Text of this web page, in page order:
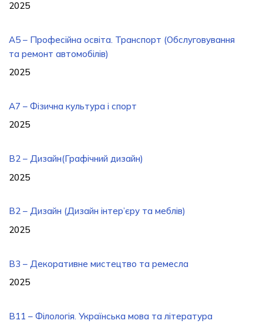
2025
А5 – Професійна освіта. Транспорт (Обслуговування
та ремонт автомобілів)
2025
A7 – Фізична культура і спорт
2025
B2 – Дизайн(Графічний дизайн)
2025
B2 – Дизайн (Дизайн інтер’єру та меблів)
2025
B3 – Декоративне мистецтво та ремесла
2025
В11 – Філологія. Українська мова та література